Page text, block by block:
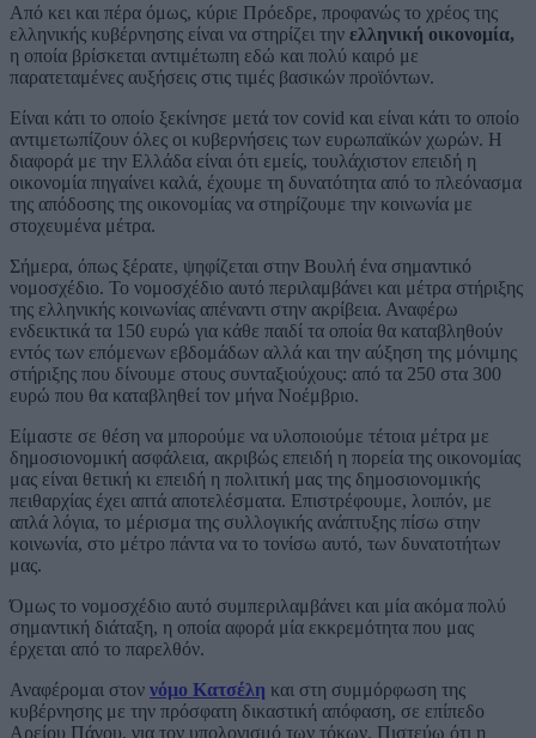
Από κει και πέρα όμως, κύριε Πρόεδρε, προφανώς το χρέος της
ελληνικής κυβέρνησης είναι να στηρίζει την ελληνική οικονομία,
η οποία βρίσκεται αντιμέτωπη εδώ και πολύ καιρό με
παρατεταμένες αυξήσεις στις τιμές βασικών προϊόντων.
Είναι κάτι το οποίο ξεκίνησε μετά τον covid και είναι κάτι το οποίο
αντιμετωπίζουν όλες οι κυβερνήσεις των ευρωπαϊκών χωρών. Η
διαφορά με την Ελλάδα είναι ότι εμείς, τουλάχιστον επειδή η
οικονομία πηγαίνει καλά, έχουμε τη δυνατότητα από το πλεόνασμα
της απόδοσης της οικονομίας να στηρίζουμε την κοινωνία με
στοχευμένα μέτρα.
Σήμερα, όπως ξέρατε, ψηφίζεται στην Βουλή ένα σημαντικό
νομοσχέδιο. Το νομοσχέδιο αυτό περιλαμβάνει και μέτρα στήριξης
της ελληνικής κοινωνίας απέναντι στην ακρίβεια. Αναφέρω
ενδεικτικά τα 150 ευρώ για κάθε παιδί τα οποία θα καταβληθούν
εντός των επόμενων εβδομάδων αλλά και την αύξηση της μόνιμης
στήριξης που δίνουμε στους συνταξιούχους: από τα 250 στα 300
ευρώ που θα καταβληθεί τον μήνα Νοέμβριο.
Είμαστε σε θέση να μπορούμε να υλοποιούμε τέτοια μέτρα με
δημοσιονομική ασφάλεια, ακριβώς επειδή η πορεία της οικονομίας
μας είναι θετική κι επειδή η πολιτική μας της δημοσιονομικής
πειθαρχίας έχει απτά αποτελέσματα. Επιστρέφουμε, λοιπόν, με
απλά λόγια, το μέρισμα της συλλογικής ανάπτυξης πίσω στην
κοινωνία, στο μέτρο πάντα να το τονίσω αυτό, των δυνατοτήτων
μας.
Όμως το νομοσχέδιο αυτό συμπεριλαμβάνει και μία ακόμα πολύ
σημαντική διάταξη, η οποία αφορά μία εκκρεμότητα που μας
έρχεται από το παρελθόν.
Αναφέρομαι στον νόμο Κατσέλη και στη συμμόρφωση της
κυβέρνησης με την πρόσφατη δικαστική απόφαση, σε επίπεδο
Αρείου Πάγου, για τον υπολογισμό των τόκων. Πιστεύω ότι η